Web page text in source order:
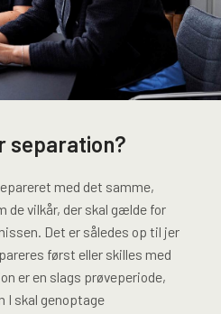
separation?
med det samme,
de vilkår, der skal gælde for
Det er således op til jer
først eller skilles med
er en slags prøveperiode,
I skal genoptage